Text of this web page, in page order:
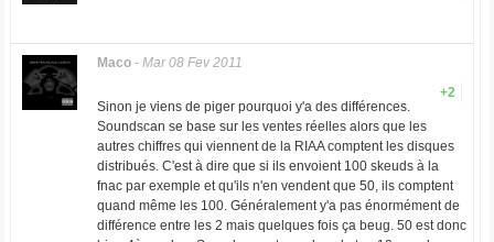
Maco- Mar 08 Fev 2011
+2
Sinon je viens de piger pourquoi y'a des différences.
Soundscan se base sur les ventes réelles alors que les
autres chiffres qui viennent de la RIAA comptent les disques
distribués. C'est à dire que si ils envoient 100 skeuds à la
fnac par exemple et qu'ils n'en vendent que 50, ils comptent
quand même les 100. Généralement y'a pas énormément de
différence entre les 2 mais quelques fois ça beug. 50 est donc